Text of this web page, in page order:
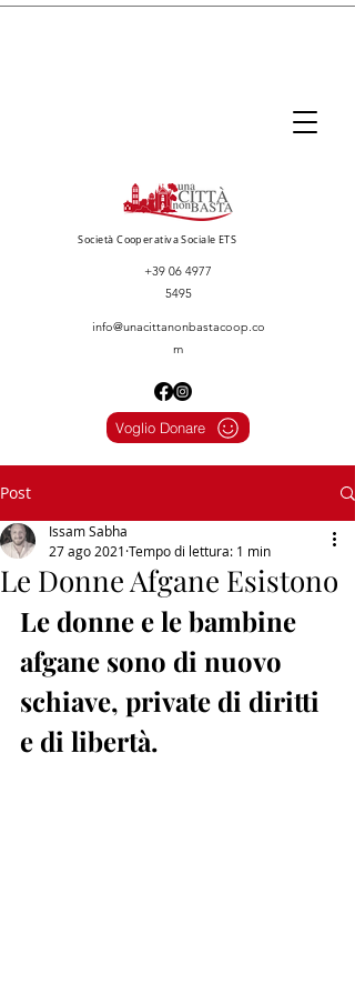
Società Cooperativa Sociale ETS
+39 06 4977
5495
info@unacittanonbastacoop.co
m
Voglio Donare
Post
Le Donne Afgane Esistono
Issam Sabha
27 ago 2021 Tempo di lettura: 1 min
Le donne e le bambine
afgane sono di nuovo
schiave, private di diritti
e di libertà.